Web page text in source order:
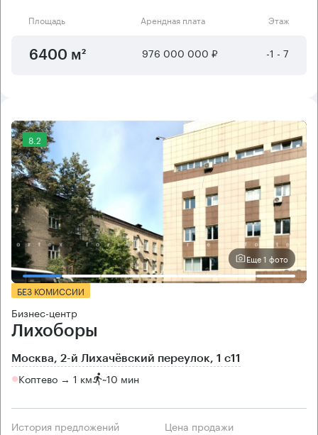
Площадь Арендная плата Этаж
6400 м² 976 000 000 ₽ -1 - 7
8.2
Еще 1 фото
БЕЗ КОМИССИИ
Бизнес-центр
Лихоборы
Москва, 2-й Лихачёвский переулок, 1 с11
Коптево → 1 км ~10 мин
История предложений Цена продажи